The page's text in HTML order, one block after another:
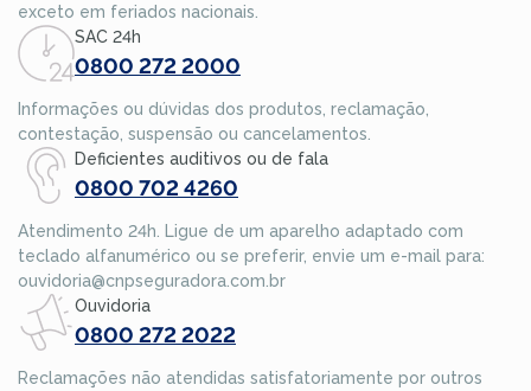
exceto em feriados nacionais.
SAC 24h
0800 272 2000
Informações ou dúvidas dos produtos, reclamação,
contestação, suspensão ou cancelamentos.
Deficientes auditivos ou de fala
0800 702 4260
Atendimento 24h. Ligue de um aparelho adaptado com
teclado alfanumérico ou se preferir, envie um e-mail para:
ouvidoria@cnpseguradora.com.br
Ouvidoria
0800 272 2022
Reclamações não atendidas satisfatoriamente por outros